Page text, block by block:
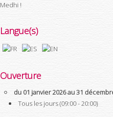
Medhi !
Langue(s)
Ouverture
du 01 janvier 2026 au 31
Tous les jours (09:00 - 20:00)